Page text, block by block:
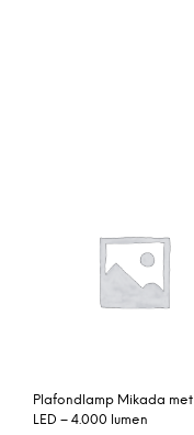
Plafondlamp Mikada met
LED – 4.000 lumen